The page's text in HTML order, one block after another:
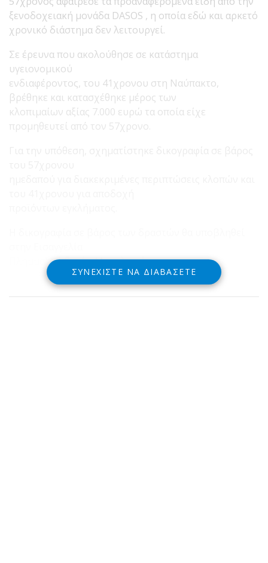
ξενοδοχειακή μονάδα DASOS , η οποία εδώ και αρκετό
χρονικό διάστημα δεν λειτουργεί.
Σε έρευνα που ακολούθησε σε κατάστημα
υγειονομικού
ενδιαφέροντος, του 41χρονου στη Ναύπακτο,
βρέθηκε και κατασχέθηκε μέρος των
κλοπιμαίων αξίας 7.000 ευρώ τα οποία είχε
προμηθευτεί από τον 57χρονο.
Πλημμελειοδικών Μεσολογγίου.
ΣΥΝΕΧΊΣΤΕ ΝΑ ΔΙΑΒΆΣΕΤΕ